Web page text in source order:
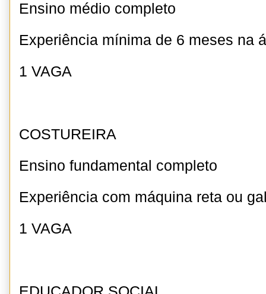
Ensino médio completo
Experiência mínima de 6 meses na
1 VAGA
COSTUREIRA
Ensino fundamental completo
Experiência com máquina reta ou
1 VAGA